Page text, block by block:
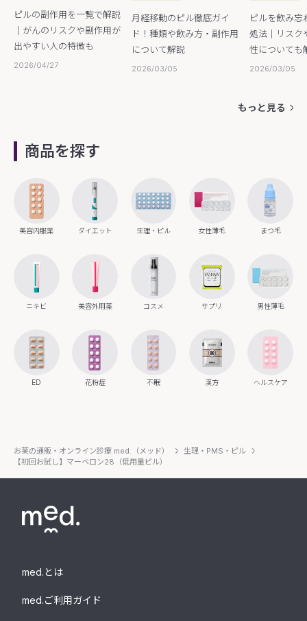
ピルの副作用を一覧で解説
｜がんのリスクや副作用が
出やすい人の特徴も
2026/04/27
月経移動のピル徹底ガイ
ド！種類や飲み方・副作用
について解説
2026/03/05
ピルを飲み忘
処法｜リスク
性についても
2026/03/05
もっと見る
商品を探す
美容内服薬 ダイエット 生理・ピル 女性薄毛 まつ毛
ニキビ 美容外用薬 コスメ サプリ 男性薄毛
ED 花粉症 不眠 漢方 ヘルスケア
お薬の通販・オンライン診療 med.（メッド）
生理・PMS・ピル
【初回お試し】マーベロン28（低用量ピル）
med.とは
med.ご利用ガイド